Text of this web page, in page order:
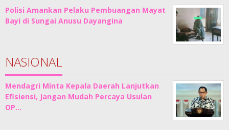
Polisi Amankan Pelaku Pembuangan Mayat
Bayi di Sungai Anusu Dayangina
NASIONAL
Mendagri Minta Kepala Daerah Lanjutkan
Efisiensi, Jangan Mudah Percaya Usulan
OP…